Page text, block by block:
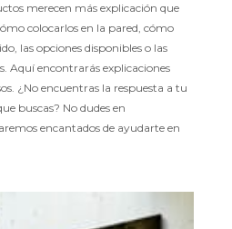
merecen más explicación que
colocarlos en la pared, cómo
las opciones disponibles o las
Aquí encontrarás explicaciones
¿No encuentras la respuesta a tu
buscas? No dudes en
encantados de ayudarte en